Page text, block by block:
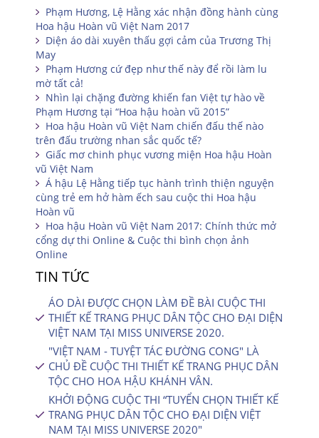
Phạm Hương, Lệ Hằng xác nhận đồng hành cùng
Hoa hậu Hoàn vũ Việt Nam 2017
Diện áo dài xuyên thấu gợi cảm của Trương Thị
May
Phạm Hương cứ đẹp như thế này để rồi làm lu
mờ tất cả!
Nhìn lại chặng đường khiến fan Việt tự hào về
Phạm Hương tại “Hoa hậu hoàn vũ 2015”
Hoa hậu Hoàn vũ Việt Nam chiến đấu thế nào
trên đấu trường nhan sắc quốc tế?
Giấc mơ chinh phục vương miện Hoa hậu Hoàn
vũ Việt Nam
Á hậu Lệ Hằng tiếp tục hành trình thiện nguyện
cùng trẻ em hở hàm ếch sau cuộc thi Hoa hậu
Hoàn vũ
Hoa hậu Hoàn vũ Việt Nam 2017: Chính thức mở
cổng dự thi Online & Cuộc thi bình chọn ảnh
Online
TIN TỨC
ÁO DÀI ĐƯỢC CHỌN LÀM ĐỀ BÀI CUỘC THI
THIẾT KẾ TRANG PHỤC DÂN TỘC CHO ĐẠI DIỆN
VIỆT NAM TẠI MISS UNIVERSE 2020.
"VIỆT NAM - TUYỆT TÁC ĐƯỜNG CONG" LÀ
CHỦ ĐỀ CUỘC THI THIẾT KẾ TRANG PHỤC DÂN
TỘC CHO HOA HẬU KHÁNH VÂN.
KHỞI ĐỘNG CUỘC THI “TUYỂN CHỌN THIẾT KẾ
TRANG PHỤC DÂN TỘC CHO ĐẠI DIỆN VIỆT
NAM TẠI MISS UNIVERSE 2020″